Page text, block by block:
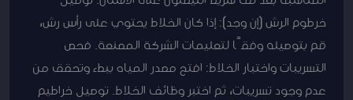
خرطوم الرش (إن وجد): إذا كان الخلاط يحتوي على رأس رش،
قم بتوصيله وفقًا لتعليمات الشركة المصنعة. فحص
التسريبات واختبار الخلاط: افتح مصدر المياه ببطء وتحقق من
عدم وجود تسريبات، ثم اختبر وظائف الخلاط. توصيل خراطيم